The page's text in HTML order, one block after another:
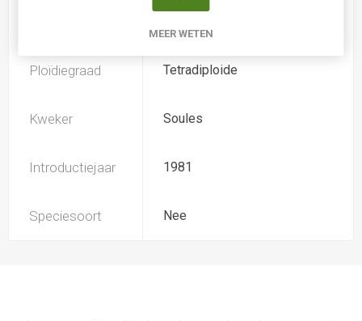
Ploïdiegraad Tetradiploide
Kweker Soules
Introductiejaar 1981
Speciesoort Nee
MEER WETEN